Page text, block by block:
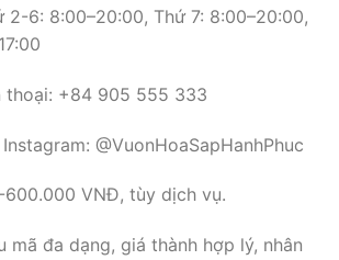
2-6: 8:00–20:00, Thứ 7: 8:00–20:00,
thoại: +84 905 555 333
Instagram: @VuonHoaSapHanhPhuc
VNĐ, tùy dịch vụ.
mã đa dạng, giá thành hợp lý, nhân